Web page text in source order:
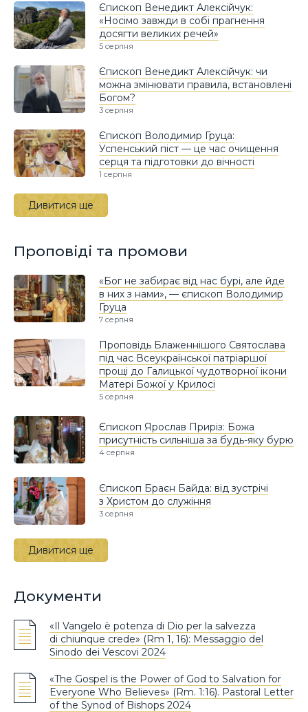
Єпископ Венедикт Алексійчук:
«Носімо завжди в собі прагнення
досягти великих речей»
5 серпня
Єпископ Венедикт Алексійчук: чи
можна змінювати правила, встановлені
Богом?
3 серпня
Єпископ Володимир Груца:
Успенський піст — це час очищення
серця та підготовки до вічності
1 серпня
Дивитися ще
Проповіді та промови
«Бог не забирає від нас бурі, але йде
в них з нами», — єпископ Володимир
Груца
7 серпня
Проповідь Блаженнішого Святослава
під час Всеукраїнської патріаршої
прощі до Галицької чудотворної ікони
Матері Божої у Крилосі
5 серпня
Єпископ Ярослав Приріз: Божа
присутність сильніша за будь-яку бурю
4 серпня
Єпископ Браєн Байда: від зустрічі
з Христом до служіння
3 серпня
Дивитися ще
Документи
«Il Vangelo è potenza di Dio per la salvezza
di chiunque crede» (Rm 1, 16): Messaggio del
Sinodo dei Vescovi 2024
«The Gospel is the Power of God to Salvation for
Everyone Who Believes» (Rm. 1:16). Pastoral Letter
of the Synod of Bishops 2024